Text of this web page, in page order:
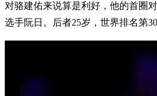
对骆建佑来说算是利好，他的首圈
选手阮日。后者25岁，世界排名第